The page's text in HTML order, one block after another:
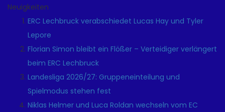
Neuigkeiten
ERC Lechbruck verabschiedet Lucas Hay und Tyler
Lepore
Florian Simon bleibt ein Flößer – Verteidiger verlängert
beim ERC Lechbruck
Landesliga 2026/27: Gruppeneinteilung und
Spielmodus stehen fest
Niklas Helmer und Luca Roldan wechseln vom EC